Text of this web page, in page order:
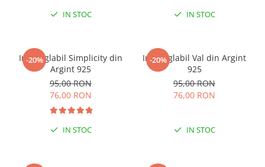
IN STOC IN STOC
-20%
Inel reglabil Simplicity din
Argint 925
95,00 RON
76,00 RON
IN STOC
-20%
Inel reglabil Val din Argint
925
95,00 RON
76,00 RON
IN STOC